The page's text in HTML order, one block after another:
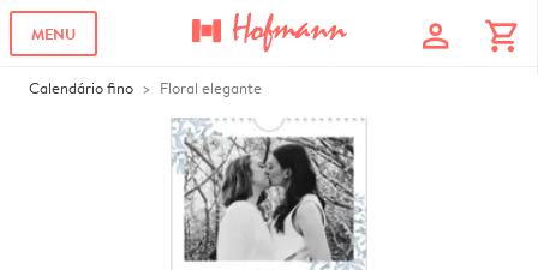
MENU profile shopping_cart
Calendário fino Floral elegante